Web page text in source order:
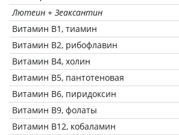
Лютеин + Зеаксантин
Витамин В1, тиамин
Витамин В2, рибофлавин
Витамин В4, холин
Витамин В5, пантотеновая
Витамин В6, пиридоксин
Витамин В9, фолаты
Витамин В12, кобаламин